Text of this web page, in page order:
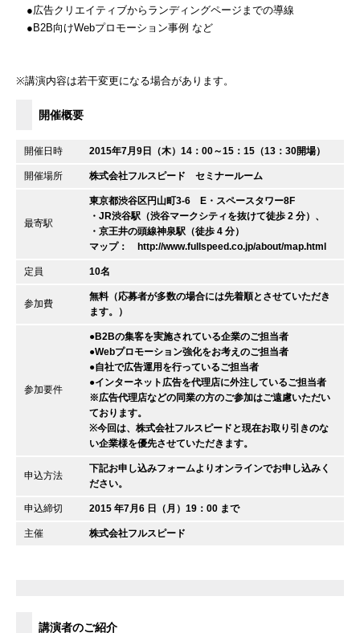
●広告クリエイティブからランディングページまでの導線
●B2B向けWebプロモーション事例 など
※講演内容は若干変更になる場合があります。
開催概要
開催日時 2015年7月9日（木）14：00～15：15（13：30開場）
開催場所 株式会社フルスピード セミナールーム
最寄駅
東京都渋谷区円山町3-6 E・スペースタワー8F
・JR渋谷駅（渋谷マークシティを抜けて徒歩 2 分）、
・京王井の頭線神泉駅（徒歩 4 分）
マップ：
http://www.fullspeed.co.jp/about/map.html
定員 10名
参加費
無料（応募者が多数の場合には先着順とさせていただき
ます。）
参加要件
●B2Bの集客を実施されている企業のご担当者
●Webプロモーション強化をお考えのご担当者
●自社で広告運用を行っているご担当者
●インターネット広告を代理店に外注しているご担当者
※広告代理店などの同業の方のご参加はご遠慮いただい
ております。
※今回は、株式会社フルスピードと現在お取り引きのな
い企業様を優先させていただきます。
申込方法
下記お申し込みフォームよりオンラインでお申し込みく
ださい。
申込締切 2015 年7月6 日（月）19：00 まで
主催 株式会社フルスピード
講演者のご紹介